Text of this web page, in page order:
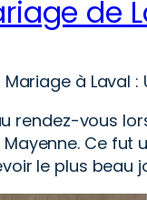
de
à Laval
au rendez-vous
Mayenne. Ce
le plus beau